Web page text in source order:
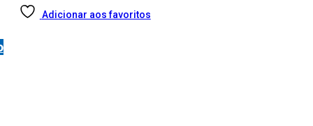
Adicionar aos favoritos